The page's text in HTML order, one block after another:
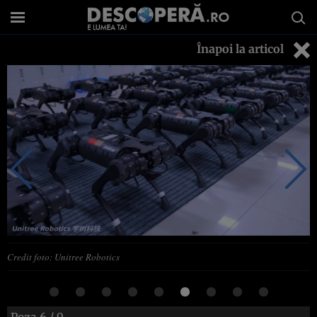
Înapoi la articol
Credit foto: Unitree Robotics